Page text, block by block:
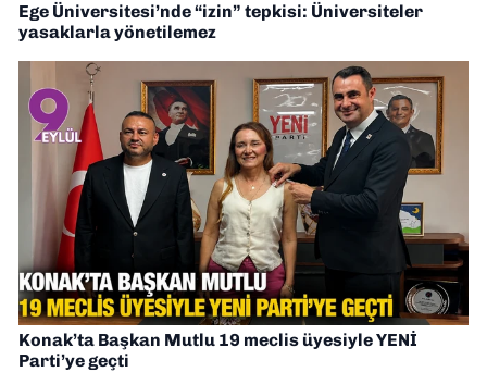
Ege Üniversitesi’nde “izin” tepkisi: Üniversiteler
yasaklarla yönetilemez
Konak’ta Başkan Mutlu 19 meclis üyesiyle YENİ
Parti’ye geçti